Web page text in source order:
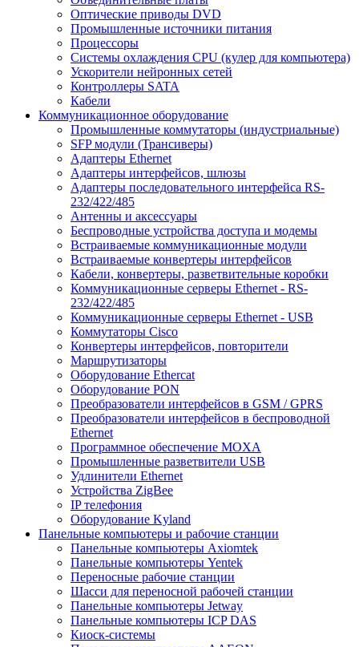
Оптические приводы DVD
Промышленные источники питания
Процессоры
Системы охлаждения CPU (кулер для компьютера)
Ускорители нейронных сетей
Контроллеры SATA
Кабели
Коммуникационное оборудование
Промышленные коммутаторы (индустриальные)
SFP модули (Трансиверы)
Адаптеры Ethernet
Адаптеры интерфейсов, шлюзы
Адаптеры последовательного интерфейса RS-
232/422/485
Антенны и аксессуары
Беспроводные устройства доступа и модемы
Встраиваемые коммуникационные модули
Встраиваемые конвертеры интерфейсов
Кабели, конвертеры, разветвительные коробки
Коммуникационные серверы Ethernet - RS-
232/422/485
Коммуникационные серверы Ethernet - USB
Коммутаторы Cisco
Конвертеры интерфейсов, повторители
Маршрутизаторы
Оборудование Ethercat
Оборудование PON
Преобразователи интерфейсов в GSM / GPRS
Преобразователи интерфейсов в беспроводной
Ethernet
Программное обеспечение MOXA
Промышленные разветвители USB
Удлинители Ethernet
Устройства ZigBee
IP телефония
Оборудование Kyland
Панельные компьютеры и рабочие станции
Панельные компьютеры Axiomtek
Панельные компьютеры Yentek
Переносные рабочие станции
Шасси для переносной рабочей станции
Панельные компьютеры Jetway
Панельные компьютеры ICP DAS
Киоск-системы